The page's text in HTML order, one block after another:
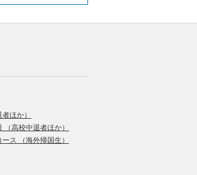
ほか）
高校中退者ほか）
ス （海外帰国生）